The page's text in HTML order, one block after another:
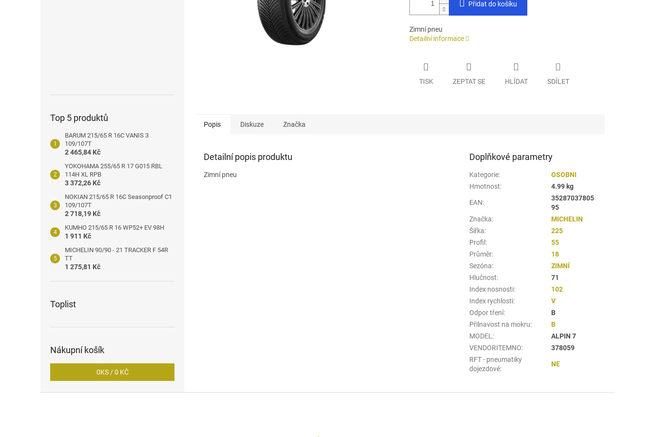
Top 5 produktů
BARUM 215/65 R 16C VANIS 3
109/107T
2 465,84 Kč
YOKOHAMA 255/65 R 17 G015 RBL
114H XL RPB
3 372,26 Kč
NOKIAN 215/65 R 16C Seasonproof C1
109/107T
2 718,19 Kč
KUMHO 215/65 R 16 WP52+ EV 98H
1 911 Kč
MICHELIN 90/90 - 21 TRACKER F 54R
TT
1 275,81 Kč
Toplist
Nákupní košík
0KS /0 KČ
Přidat do košíku
Zimní pneu
Detailní informace
TISK ZEPTAT SE HLÍDAT SDÍLET
Popis Diskuze Značka
Detailní popis produktu
Zimní pneu
Doplňkové parametry
Kategorie:
OSOBNI
Hmotnost: 4.99 kg
EAN:
35287037805
95
Značka:
MICHELIN
Šířka:
225
Profil :
55
Průměr:
18
Sezóna:
ZIMNÍ
Hlučnost:
71
Index nosnosti:
102
Index rychlosti:
V
Odpor tření:
B
Přilnavost na mokru:
B
MODEL :
ALPIN 7
VENDORITEMNO:
378059
RFT - pneumatiky
dojezdové:
NE